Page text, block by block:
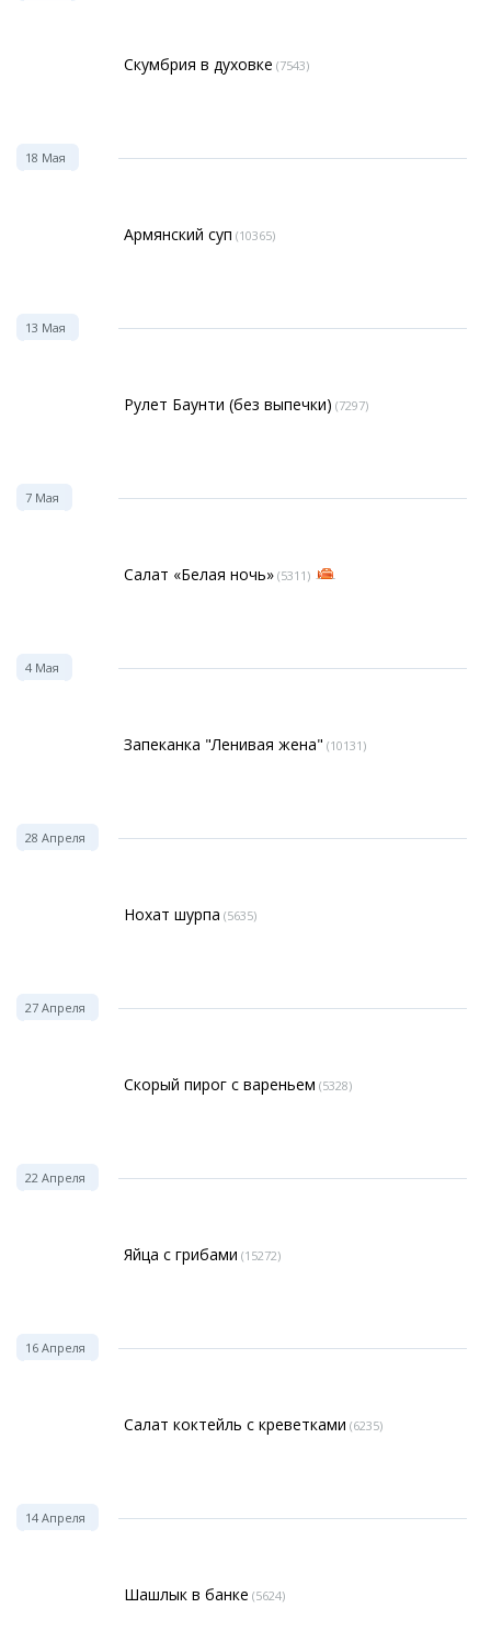
Скумбрия в духовке (7543)
18 Мая
Армянский суп (10365)
13 Мая
Рулет Баунти (без выпечки) (7297)
7 Мая
Салат «Белая ночь» (5311)
4 Мая
Запеканка "Ленивая жена" (10131)
28 Апреля
Нохат шурпа (5635)
27 Апреля
Скорый пирог с вареньем (5328)
22 Апреля
Яйца с грибами (15272)
16 Апреля
Салат коктейль с креветками (6235)
14 Апреля
Шашлык в банке (5624)